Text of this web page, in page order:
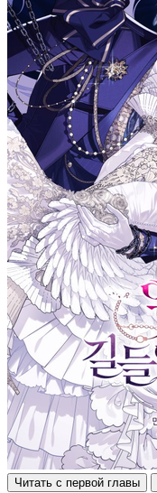
Читать с первой главы